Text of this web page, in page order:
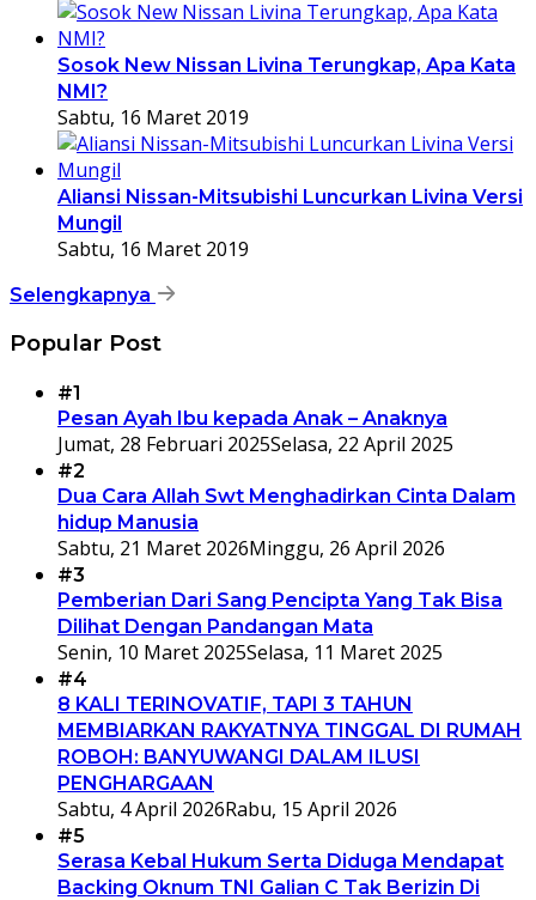
Sosok New Nissan Livina Terungkap, Apa Kata
NMI?
Sabtu, 16 Maret 2019
Aliansi Nissan-Mitsubishi Luncurkan Livina Versi
Mungil
Sabtu, 16 Maret 2019
Selengkapnya
Popular Post
#1
Pesan Ayah Ibu kepada Anak – Anaknya
Jumat, 28 Februari 2025Selasa, 22 April 2025
#2
Dua Cara Allah Swt Menghadirkan Cinta Dalam
hidup Manusia
Sabtu, 21 Maret 2026Minggu, 26 April 2026
#3
Pemberian Dari Sang Pencipta Yang Tak Bisa
Dilihat Dengan Pandangan Mata
Senin, 10 Maret 2025Selasa, 11 Maret 2025
#4
8 KALI TERINOVATIF, TAPI 3 TAHUN
MEMBIARKAN RAKYATNYA TINGGAL DI RUMAH
ROBOH: BANYUWANGI DALAM ILUSI
PENGHARGAAN
Sabtu, 4 April 2026Rabu, 15 April 2026
#5
Serasa Kebal Hukum Serta Diduga Mendapat
Backing Oknum TNI Galian C Tak Berizin Di